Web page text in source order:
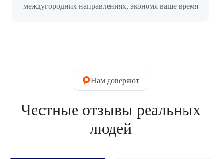
междугородних направлениях, экономя ваше время
Нам доверяют
Честные отзывы реальных
людей